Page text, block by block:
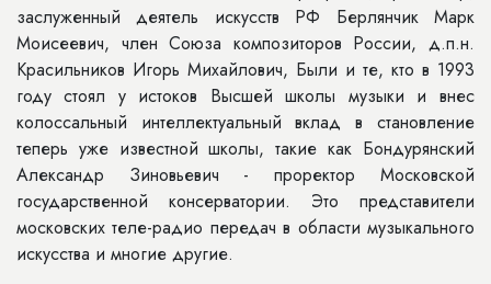
заслуженный деятель искусств РФ Берлянчик Марк
Моисеевич, член Союза композиторов России, д.п.н.
Красильников Игорь Михайлович, Были и те, кто в 1993
году стоял у истоков Высшей школы музыки и внес
колоссальный интеллектуальный вклад в становление
теперь уже известной школы, такие как Бондурянский
Александр Зиновьевич - проректор Московской
государственной консерватории. Это представители
московских теле-радио передач в области музыкального
искусства и многие другие.